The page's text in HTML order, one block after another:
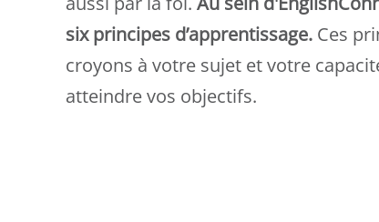
six principes d’apprentissage. Ces
croyons à votre sujet et votre
atteindre vos objectifs.